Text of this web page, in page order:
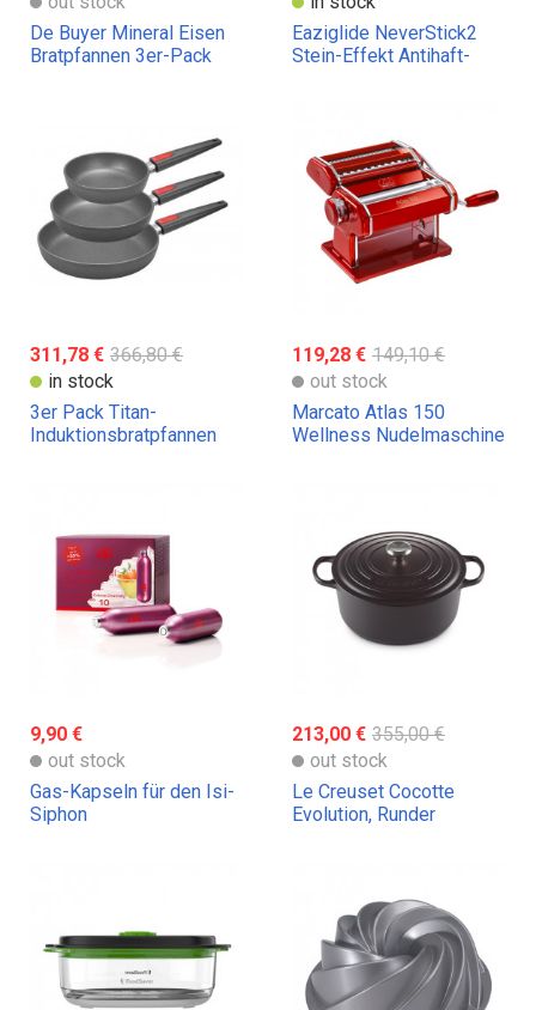
De Buyer Mineral Eisen
Bratpfannen 3er-Pack
Eaziglide NeverStick2
Stein-Effekt Antihaft-
311,78 € 366,80 €
in stock
3er Pack Titan-
Induktionsbratpfannen
119,28 € 149,10 €
out stock
Marcato Atlas 150
Wellness Nudelmaschine
9,90 €
out stock
Gas-Kapseln für den Isi-
Siphon
213,00 € 355,00 €
out stock
Le Creuset Cocotte
Evolution, Runder